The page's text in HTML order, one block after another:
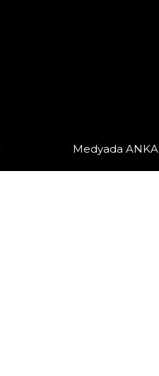
Medyada ANKA